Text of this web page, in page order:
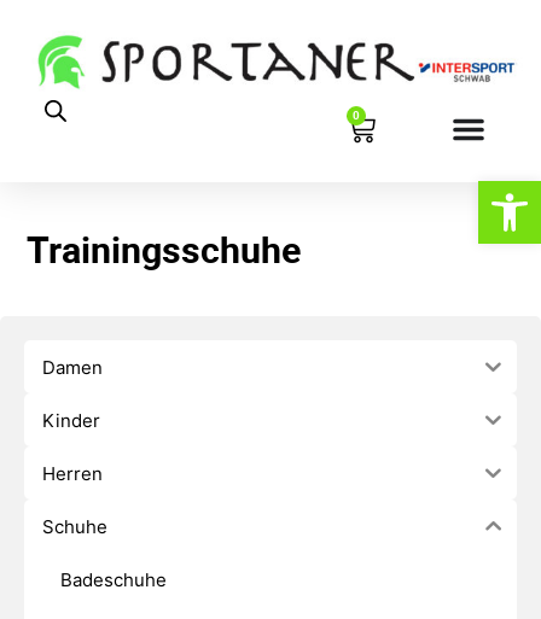
0
Trainingsschuhe
Damen
Kinder
Herren
Schuhe
Badeschuhe